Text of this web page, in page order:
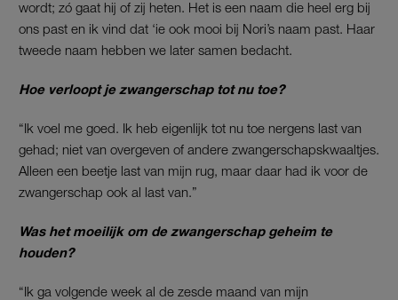
wordt; zó gaat hij of zij heten. Het is een naam die heel erg bij
ons past en ik vind dat ‘ie ook mooi bij Nori’s naam past. Haar
tweede naam hebben we later samen bedacht.
Hoe verloopt je zwangerschap tot nu toe?
“Ik voel me goed. Ik heb eigenlijk tot nu toe nergens last van
gehad; niet van overgeven of andere zwangerschapskwaaltjes.
Alleen een beetje last van mijn rug, maar daar had ik voor de
zwangerschap ook al last van.”
Was het moeilijk om de zwangerschap geheim te
houden?
“Ik ga volgende week al de zesde maand van mijn